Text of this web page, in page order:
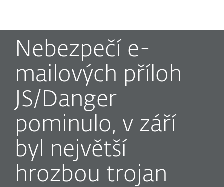
Nebezpečí e-
mailových příloh
JS/Danger
pominulo, v září
byl největší
hrozbou trojan